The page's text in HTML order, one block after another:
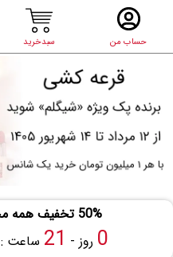
حساب من سبدخرید
50% تخفیف همه محصولات ویژه تابستان
0 روز - 21 ساعت :